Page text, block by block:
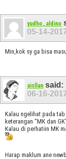
yudho_aldino
05-14-
Min,kok sy ga bisa
aisllan said:
06-16-
Kalau ngelihat pada
keterangan "MK dan
Kalau di perhatiin MK
Harap maklum ane